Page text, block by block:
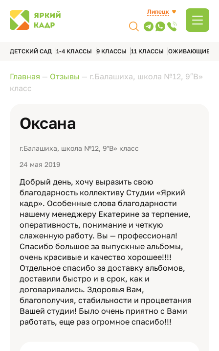
Липецк
ДЕТСКИЙ САД 1-4 КЛАССЫ 9 КЛАССЫ 11 КЛАССЫ ОЖИВАЮЩИЕ
Главная — Отзывы — г.Балашиха, школа №12, 9″В»
класс
Оксана
г.Балашиха, школа №12, 9″В» класс
24 мая 2019
Добрый день, хочу выразить свою
благодарность коллективу Студии «Яркий
кадр». Особенные слова благодарности
нашему менеджеру Екатерине за терпение,
оперативность, понимание и четкую
слаженную работу. Вы — профессионал!
Спасибо большое за выпускные альбомы,
очень красивые и качество хорошее!!!!
Отдельное спасибо за доставку альбомов,
доставили быстро и в срок, как и
договаривались. Здоровья Вам,
благополучия, стабильности и процветания
Вашей студии! Было очень приятно с Вами
работать, еще раз огромное спасибо!!!